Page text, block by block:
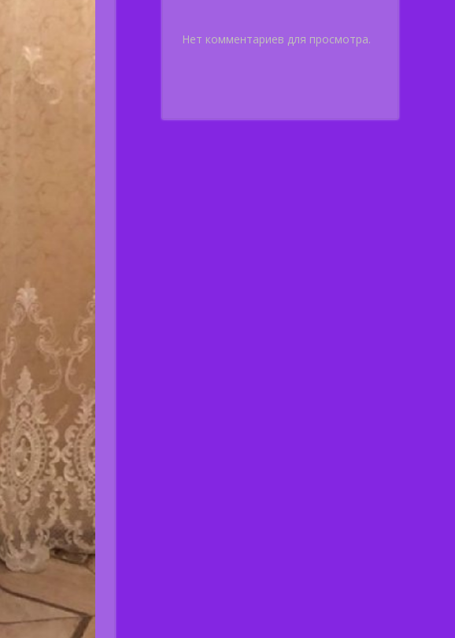
Нет комментариев для просмотра.